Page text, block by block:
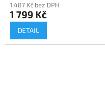
1 487 Kč bez DPH
1 799 Kč
DETAIL